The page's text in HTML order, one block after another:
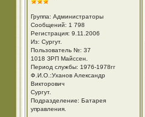
Группа: Администраторы
Сообщений: 1 798
Регистрация: 9.11.2006
Из: Cургут.
Пользователь №: 37
1018 ЗРП Майссен.
Период службы: 1976-1978гг
Ф.И.О.:Уханов Александр
Викторович
Cургут.
Подразделение: Батарея
управления.